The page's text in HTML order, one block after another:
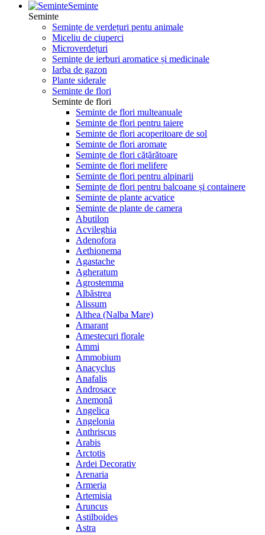
Seminte
Seminte
Semințe de verdețuri pentu animale
Miceliu de ciuperci
Microverdețuri
Semințe de ierburi aromatice și medicinale
Iarba de gazon
Plante siderale
Seminte de flori
Seminte de flori
Seminte de flori multeanuale
Seminte de flori pentru taiere
Seminte de flori acoperitoare de sol
Seminte de flori aromate
Semințe de flori cățărătoare
Seminte de flori melifere
Seminte de flori pentru alpinarii
Semințe de flori pentru balcoane și containere
Seminte de plante acvatice
Seminte de plante de camera
Abutilon
Acvileghia
Adenofora
Aethionema
Agastache
Agheratum
Agrostemma
Albăstrea
Alissum
Althea (Nalba Mare)
Amarant
Amestecuri florale
Ammi
Ammobium
Anacyclus
Anafalis
Androsace
Anemonă
Angelica
Angelonia
Anthriscus
Arabis
Arctotis
Ardei Decorativ
Arenaria
Armeria
Artemisia
Aruncus
Astilboides
Astra